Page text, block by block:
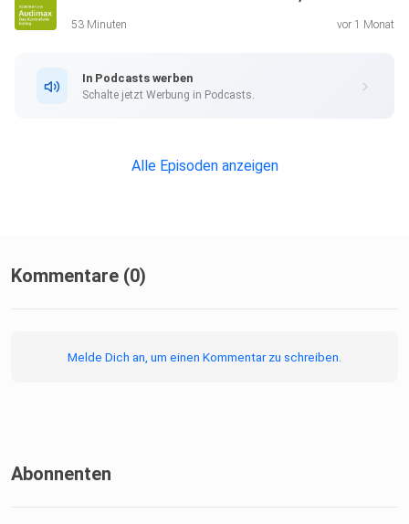
53 Minuten vor 1 Monat
In Podcasts werben
Schalte jetzt Werbung in Podcasts.
Alle Episoden anzeigen
Kommentare (0)
Melde Dich an, um einen Kommentar zu schreiben.
Abonnenten